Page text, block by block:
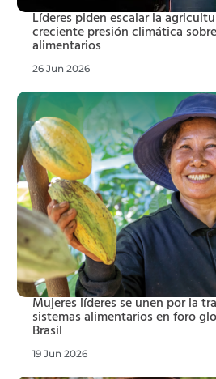
Líderes piden escalar la
creciente presión climática
alimentarios
26 Jun 2026
Mujeres líderes se unen por la
sistemas alimentarios en foro
Brasil
19 Jun 2026